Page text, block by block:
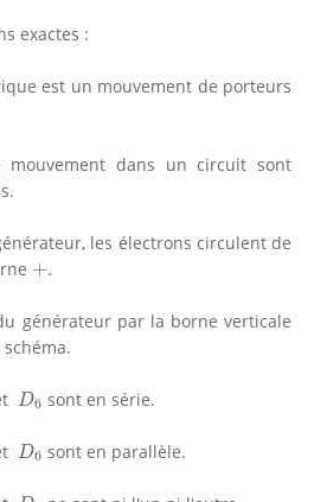
exactes :
est un mouvement de porteurs
mouvement dans un circuit sont
les électrons circulent de
+.
+
générateur par la borne verticale
D6
D6 sont en série.
D6
D6 sont en parallèle.
D6